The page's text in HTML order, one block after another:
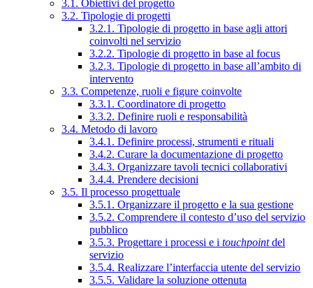
3.1. Obiettivi del progetto
3.2. Tipologie di progetti
3.2.1. Tipologie di progetto in base agli attori
coinvolti nel servizio
3.2.2. Tipologie di progetto in base al focus
3.2.3. Tipologie di progetto in base all’ambito di
intervento
3.3. Competenze, ruoli e figure coinvolte
3.3.1. Coordinatore di progetto
3.3.2. Definire ruoli e responsabilità
3.4. Metodo di lavoro
3.4.1. Definire processi, strumenti e rituali
3.4.2. Curare la documentazione di progetto
3.4.3. Organizzare tavoli tecnici collaborativi
3.4.4. Prendere decisioni
3.5. Il processo progettuale
3.5.1. Organizzare il progetto e la sua gestione
3.5.2. Comprendere il contesto d’uso del servizio
pubblico
3.5.3. Progettare i processi e i touchpointdel
servizio
3.5.4. Realizzare l’interfaccia utente del servizio
3.5.5. Validare la soluzione ottenuta